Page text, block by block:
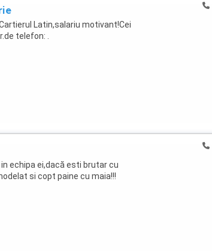
Latin,salariu motivant!Cei
telefon: .
echipa ei,dacă esti brutar cu
si copt paine cu maia!!!